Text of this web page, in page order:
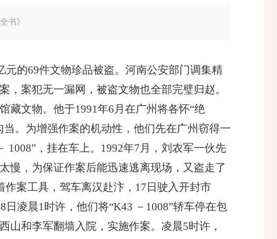
书》
的69件文物珍品被盗。河南公安部门调集精
案犯无一漏网，被盗文物也全部完璧归赵。
藏文物。他于1991年6月在广州将各怀“绝
。为增强作案的机动性，他们先在广州窃得一
1008”，挂在车上。1992年7月，刘农军一伙先
慢，为保证作案后能迅速逃离现场，又盗走了
案工具，驾车离汉赴汴，17日驶入开封市
凌晨1时许，他们将“K43 －1008”轿车停在包
和李军翻墙入院，实施作案。凌晨5时许，